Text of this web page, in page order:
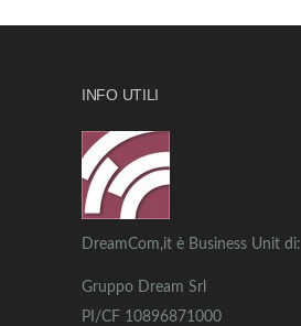
INFO UTILI
DreamCom,it è Business Unit di:
Gruppo Dream Srl
PI/CF 10896871000